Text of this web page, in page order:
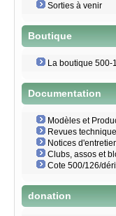
Sorties à venir
Boutique
La boutique 500-
Documentation
Modèles et
Revues
Notices
Clubs, assos et
Cote 500/126/
donation